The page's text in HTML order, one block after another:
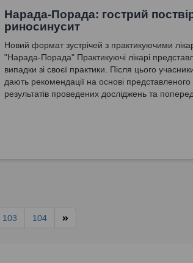
Нарада-Порада: гострий
риносинусит
Новий формат зустрічей з практикуючими
"Нарада-Порада" Практикуючі лікарі
випадки зі своєї практики. Після цього
дають рекомендації на основі
результатів проведених досліджень та
103 104